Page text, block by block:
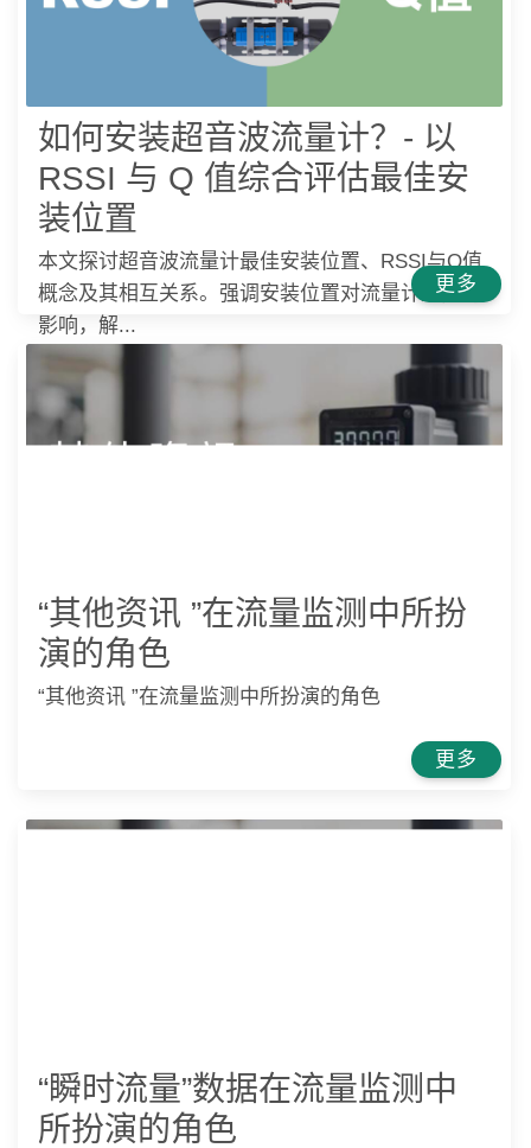
如何安装超音波流量计？- 以
RSSI 与 Q 值综合评估最佳安
装位置
本文探讨超音波流量计最佳安装位置、RSSI与Q值
概念及其相互关系。强调安装位置对流量计效能的
影响，解...
更多
“其他资讯 ”在流量监测中所扮
演的角色
“其他资讯 ”在流量监测中所扮演的角色
更多
“瞬时流量”数据在流量监测中
所扮演的角色